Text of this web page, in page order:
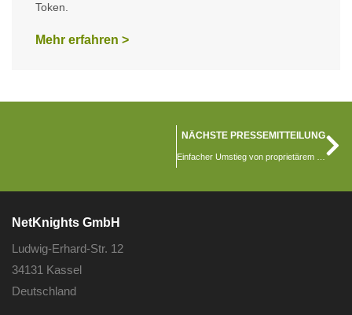
Token.
Mehr erfahren >
NÄCHSTE PRESSEMITTEILUNG
NetKnights GmbH
Ludwig-Erhard-Str. 12
34131 Kassel
Deutschland